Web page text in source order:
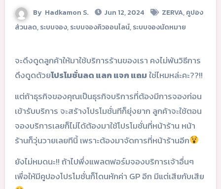
By Hadkamon S. Jun 12, 2024 ZERVA,คูปอง
ส่วนลด,ระบบจอง,ระบบจองคิวออนไลน์,ระบบจองนัดหมาย
จะดึงดูดลูกค้าให้มาใช้บริการร้านของเรา คงไม่พ้นวิธีการ
ดึงดูดด้วยโปรโมชั่นลด แลก แจก แถมใช่ไหมหล่ะคะ??!!
แต่ถ้าธุรกิจของคุณเป็นธุรกิจบริการที่ต้องมีการจองก่อน
เข้ารับบริการ จะสร้างโปรโมชั่นทีก็ยุ่งยาก ลูกค้าจะใช้ตอน
จองบริการเลยก็ไม่ได้ต้องมาใช้โปรโมชั่นที่หน้าร้าน หน้า
ร้านก็วุ่นวายเลยทีนี้ เพราะต้องมาจัดการที่หน้าร้านอีก
ยังไม่หมดนะ!! ถ้าไปพึ่งแพลตฟอร์มจองบริการเจ้าอื่นๆ
เพื่อให้มีคูปองโปรโมชั่นก็โดนหักค่า GP อีก มีแต่เสียกับเสีย